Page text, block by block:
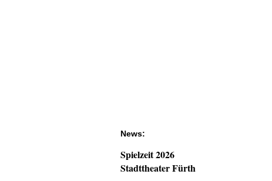
News:
Spielzeit 2026
Stadttheater Fürth